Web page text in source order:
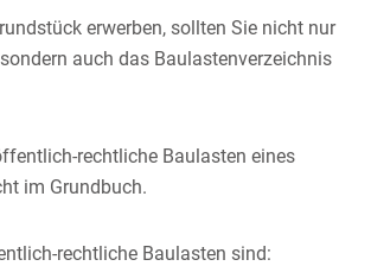
erwerben, sollten Sie nicht nur
auch das Baulastenverzeichnis
rechtliche Baulasten eines
im Grundbuch.
rechtliche Baulasten sind: